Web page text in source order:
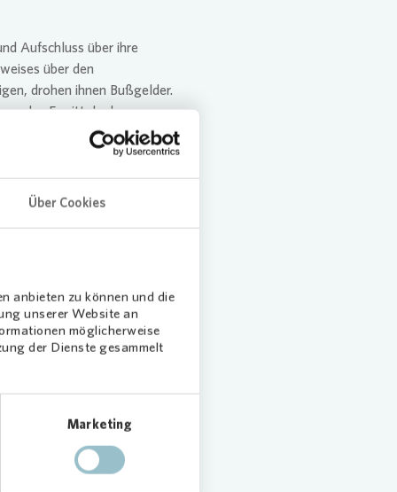
Über Cookies
anbieten zu können und die
unserer Website an
möglicherweise
der Dienste gesammelt
Marketing
Aufschluss über ihre
über den
drohen ihnen Bußgelder.
das Ermitteln des
und können
auf Schwachstellen
eines Gebäudes.
Wert von
auf Investitionen und
Schaden und der Wert
und
Werterhalt Ihrer
entstanden
dar – so können Sie
und